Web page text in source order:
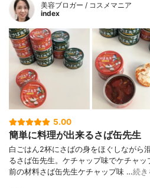
美容ブロガー / コスメマニア
index
5.00
簡単に料理が出来るさば缶先生
白ごはん2杯にさばの身をほぐしながら
るさば缶先生。ケチャップ味でケチャ
前の材料さば缶先生ケチャップ味 …続き